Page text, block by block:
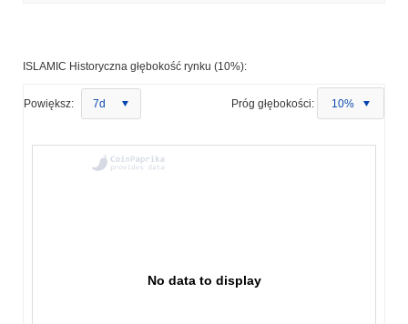
ISLAMIC Historyczna głębokość rynku (10%):
Powiększ: 7d Próg głębokości: 10%
No data to display